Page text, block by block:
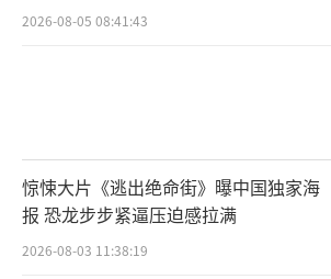
2026-08-05 08:41:43
惊悚大片《逃出绝命街》曝中国独家海
报 恐龙步步紧逼压迫感拉满
2026-08-03 11:38:19